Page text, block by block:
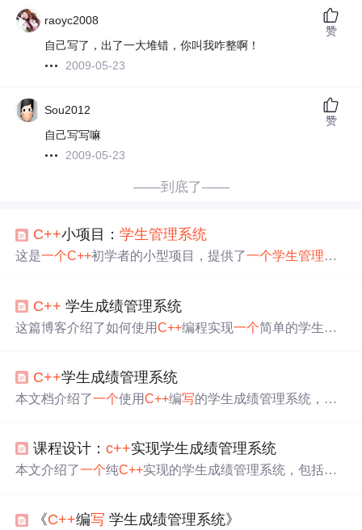
raoyc2008
自己写了，出了一大堆错，你叫我咋整啊！
2009-05-23
赞
Sou2012
自己写写嘛
2009-05-23
赞
——到底了——
C++小项目：学生管理系统
这是一个C++初学者的小型项目，提供了一个学生管理系
码。项目源码在VS2017上编译通过，且已实现学生成绩排
序功能。
C++ 学生成绩管理系统
这篇博客介绍了如何使用C++编程实现一个简单的学生成
能函数三个部分的代码实现，程序运行后可以展示查询排
名、高于平均分的学生以及单个学生详情。作者鼓励读者
C++学生成绩管理系统
本文档介绍了一个使用C++编写的学生成绩管理系统，包
massage.cpp和main.cpp文件。系统能按学号操作学生信
息，按课程查询成绩并进行排序统计。
课程设计：c++实现学生成绩管理系统
本文介绍了一个纯C++实现的学生成绩管理系统，包括输
《C++编写 学生成绩管理系统》